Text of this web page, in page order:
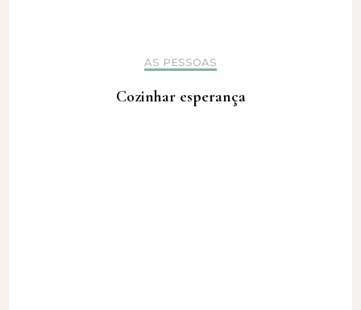
AS PESSOAS
Cozinhar esperança